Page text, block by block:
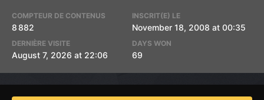
COMPTEUR DE CONTENUS
8 882
INSCRIT(E) LE
November 18, 2008 at 00:35
DERNIÈRE VISITE
August 7, 2026 at 22:06
DAYS WON
69